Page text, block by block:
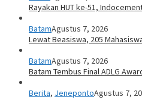
Rayakan HUT ke-51,
BatamAgustus 7, 2026
Lewat Beasiswa, 205
BatamAgustus 7, 2026
Batam Tembus Final ADLG
Berita, JenepontoAgustus 7,